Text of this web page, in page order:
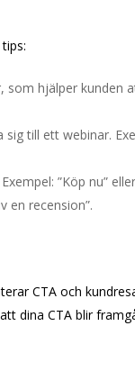
som hjälper kunden
till ett webinar.
”Köp nu”
en recension”.
CTA och
dina CTA blir